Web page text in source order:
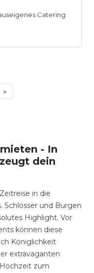
Catering
>
- In
dein
in die
Schlösser und Burgen
Highlight. Vor
können diese
Königlichkeit
extravaganten
zum